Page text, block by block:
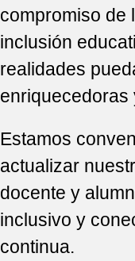
compromiso de
inclusión
realidades
enriquecedoras
Estamos
actualizar
docente y
inclusivo y
continua.